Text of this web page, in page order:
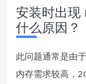
安装时出
什么原因？
此问题通常是由
内存需求较高，